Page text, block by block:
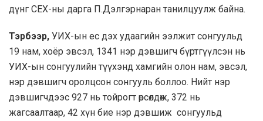
дүнг СЕХ-ны дарга П.Дэлгэрнаран танилцуулж байна.
Тэрбээр, УИХ-ын ес дэх удаагийн ээлжит сонгуульд
19 нам, хоёр эвсэл, 1341 нэр дэвшигч бүртгүүлсэн нь
УИХ-ын сонгуулийн түүхэнд хамгийн олон нам, эвсэл,
нэр дэвшигч оролцсон сонгууль боллоо. Нийт нэр
дэвшигчдээс 927 нь тойрогт өрсөлдөж, 372 нь
жагсаалтаар, 42 хүн бие нэр дэвшиж сонгуульд